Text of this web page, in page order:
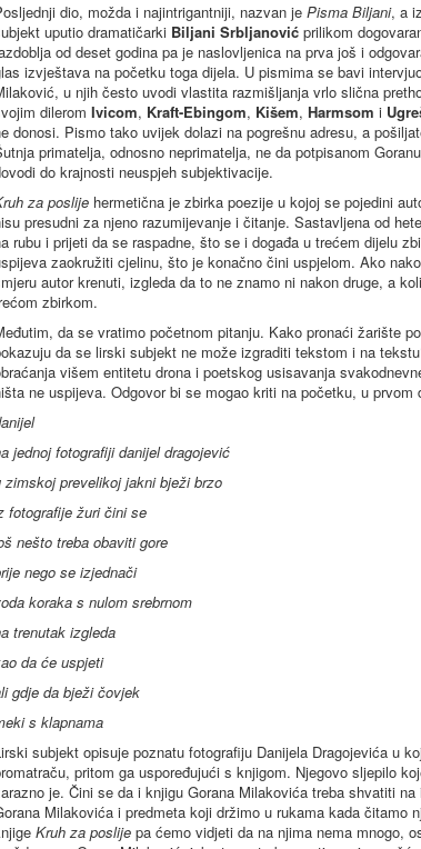
dio, možda i najintrigantniji, nazvan je Pisma Biljani, a
uputio dramatičarki Biljani Srbljanović prilikom
od deset godina pa je naslovljenica na prva još i
izvještava na početku toga dijela. U pismima se bavi
u njih često uvodi vlastita razmišljanja vrlo slična
dilerom Ivicom, Kraft-Ebingom, Kišem, Harmsom i
donosi. Pismo tako uvijek dolazi na pogrešnu adresu, a
primatelja, odnosno neprimatelja, ne da potpisanom
do krajnosti neuspjeh subjektivacije.
za poslije hermetična je zbirka poezije u kojoj se pojedini
presudni za njeno razumijevanje i čitanje. Sastavljena od
rubu i prijeti da se raspadne, što se i događa u trećem dijelu
zaokružiti cjelinu, što je konačno čini uspjelom. Ako
autor krenuti, izgleda da to ne znamo ni nakon druge, a
zbirkom.
da se vratimo početnom pitanju. Kako pronaći žarište
da se lirski subjekt ne može izgraditi tekstom i na
višem entitetu drona i poetskog usisavanja
ne uspijeva. Odgovor bi se mogao kriti na početku, u prvom
jednoj fotografiji danijel dragojević
zimskoj prevelikoj jakni bježi brzo
fotografije žuri čini se
nešto treba obaviti gore
nego se izjednači
koraka s nulom srebrnom
trenutak izgleda
da će uspjeti
gdje da bježi čovjek
s klapnama
subjekt opisuje poznatu fotografiju Danijela Dragojevića u
pritom ga uspoređujući s knjigom. Njegovo sljepilo
je. Čini se da i knjigu Gorana Milakovića treba shvatiti
Milakovića i predmeta koji držimo u rukama kada čitamo
Kruh za poslije pa ćemo vidjeti da na njima nema mnogo,